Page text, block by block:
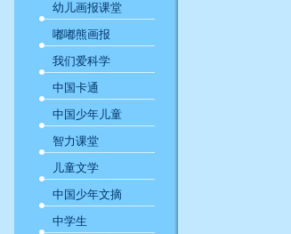
幼儿画报课堂
嘟嘟熊画报
我们爱科学
中国卡通
中国少年儿童
智力课堂
儿童文学
中国少年文摘
中学生